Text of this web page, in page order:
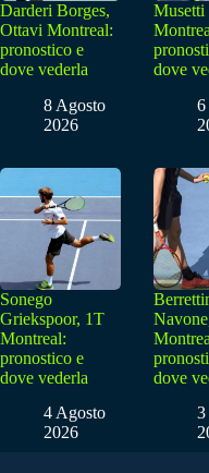
Darderi Borges,
Ottavi Montreal:
pronostico e
dove vederla
8 Agosto
2026
Musetti
dove
6
Sonego
Griekspoor, 1T
Montreal:
pronostico e
dove vederla
4 Agosto
2026
dove
3